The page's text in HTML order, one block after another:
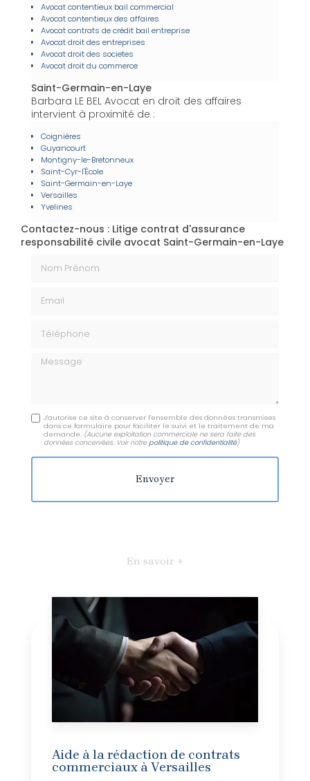
Avocat contentieux bail commercial
Avocat contentieux des affaires
Avocat contrats de crédit bail entreprise
Avocat droit des entreprises
Avocat droit des societes
Avocat droit du commerce
Saint-Germain-en-Laye
Barbara LE BEL Avocat en droit des affaires
intervient à proximité de :
Coignières
Guyancourt
Montigny-le-Bretonneux
Saint-Cyr-l'École
Saint-Germain-en-Laye
Versailles
Yvelines
Contactez-nous : Litige contrat d'assurance
responsabilité civile avocat Saint-Germain-en-Laye
Message
J'autorise ce site à conserver l'ensemble des données transmises
dans ce formulaire pour faciliter le suivi et le traitement de ma
demande. (Aucune exploitation commerciale ne sera faite des
données concervées. Voir notrepolitique de confidentialité)
En savoir +
Aide à la rédaction de contrats
commerciaux à Versailles